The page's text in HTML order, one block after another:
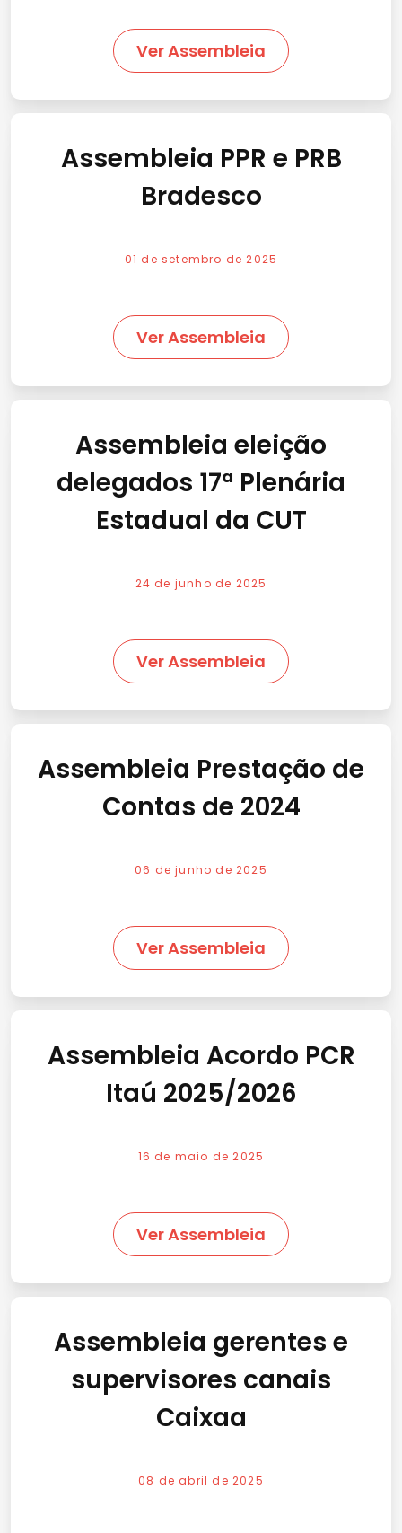
Ver Assembleia
Assembleia PPR e PRB
Bradesco
01 de setembro de 2025
Ver Assembleia
Assembleia eleição
delegados 17ª Plenária
Estadual da CUT
24 de junho de 2025
Ver Assembleia
Assembleia Prestação de
Contas de 2024
06 de junho de 2025
Ver Assembleia
Assembleia Acordo PCR
Itaú 2025/2026
16 de maio de 2025
Ver Assembleia
Assembleia gerentes e
supervisores canais
Caixaa
08 de abril de 2025